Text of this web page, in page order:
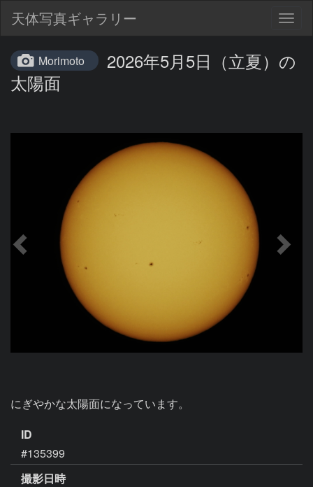
天体写真ギャラリー
Morimoto
2026年5月5日（立夏）の
太陽面
にぎやかな太陽面になっています。
ID
#135399
撮影日時